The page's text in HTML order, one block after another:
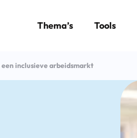
Thema’s Tools
een inclusieve arbeidsmarkt